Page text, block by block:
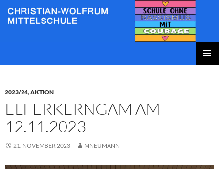
Zum
Inhalt
2023/24,AKTION
ELFERKERNGAM AM
12.11.2023
21. NOVEMBER 2023 MNEUMANN